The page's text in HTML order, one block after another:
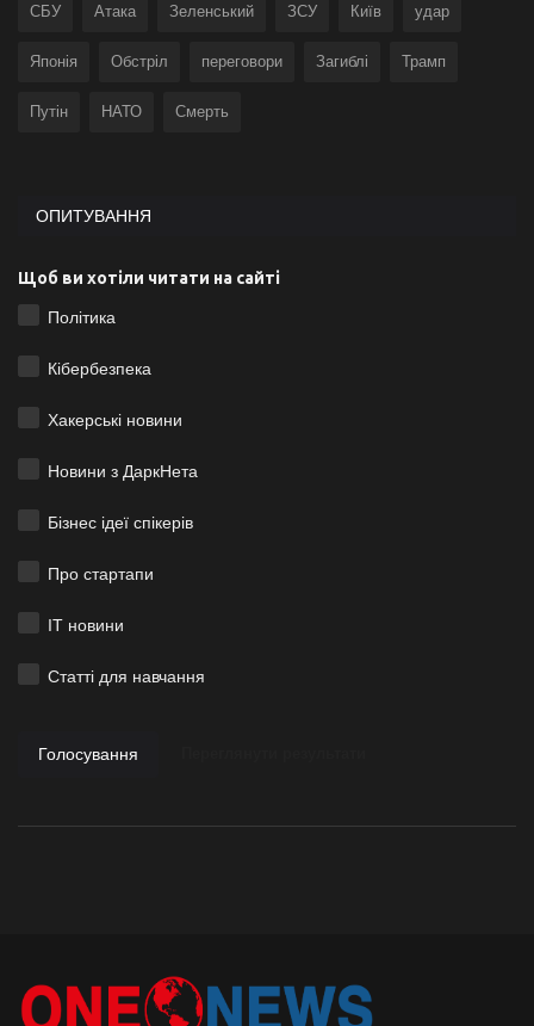
СБУ Атака Зеленський ЗСУ Київ удар
Японія Обстріл переговори Загиблі Трамп
Путін НАТО Смерть
ОПИТУВАННЯ
Щоб ви хотіли читати на сайті
Політика
Кібербезпека
Хакерські новини
Новини з ДаркНета
Бізнес ідеї спікерів
Про стартапи
ІТ новини
Статті для навчання
Голосування